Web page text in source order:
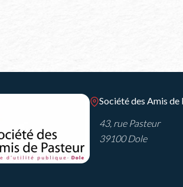
Société des Amis de
43, rue Pasteur
39100 Dole